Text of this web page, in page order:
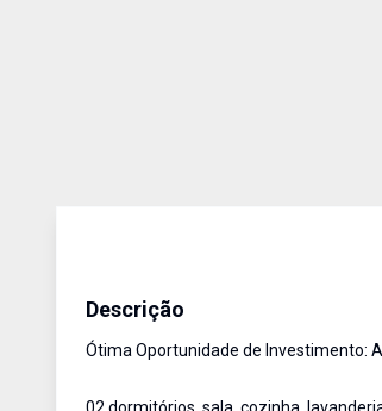
Descrição
Ótima Oportunidade de Investimento: